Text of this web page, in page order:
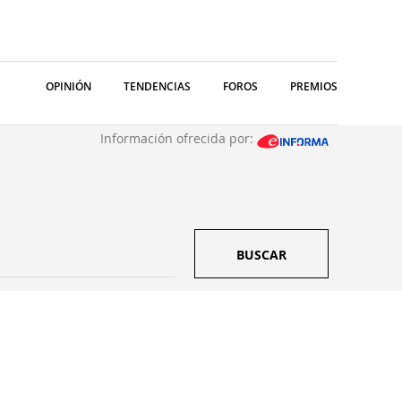
OPINIÓN TENDENCIAS FOROS PREMIOS
Información ofrecida por:
BUSCAR